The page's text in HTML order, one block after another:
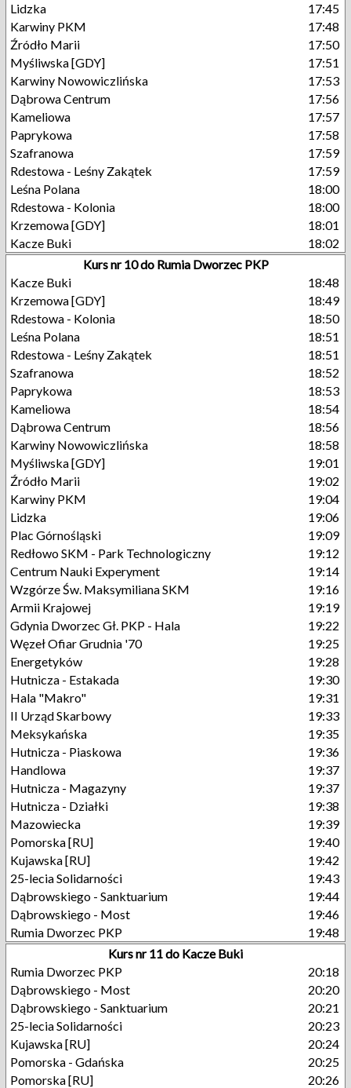
Lidzka
17:45
Karwiny PKM
17:48
Źródło Marii
17:50
Myśliwska [GDY]
17:51
Karwiny Nowowiczlińska
17:53
Dąbrowa Centrum
17:56
Kameliowa
17:57
Paprykowa
17:58
Szafranowa
17:59
Rdestowa - Leśny Zakątek
17:59
Leśna Polana
18:00
Rdestowa - Kolonia
18:00
Krzemowa [GDY]
18:01
Kacze Buki
18:02
Kurs nr 10 do Rumia Dworzec PKP
Kacze Buki
18:48
Krzemowa [GDY]
18:49
Rdestowa - Kolonia
18:50
Leśna Polana
18:51
Rdestowa - Leśny Zakątek
18:51
Szafranowa
18:52
Paprykowa
18:53
Kameliowa
18:54
Dąbrowa Centrum
18:56
Karwiny Nowowiczlińska
18:58
Myśliwska [GDY]
19:01
Źródło Marii
19:02
Karwiny PKM
19:04
Lidzka
19:06
Plac Górnośląski
19:09
Redłowo SKM - Park Technologiczny
19:12
Centrum Nauki Experyment
19:14
Wzgórze Św. Maksymiliana SKM
19:16
Armii Krajowej
19:19
Gdynia Dworzec Gł. PKP - Hala
19:22
Węzeł Ofiar Grudnia '70
19:25
Energetyków
19:28
Hutnicza - Estakada
19:30
Hala "Makro"
19:31
II Urząd Skarbowy
19:33
Meksykańska
19:35
Hutnicza - Piaskowa
19:36
Handlowa
19:37
Hutnicza - Magazyny
19:37
Hutnicza - Działki
19:38
Mazowiecka
19:39
Pomorska [RU]
19:40
Kujawska [RU]
19:42
25-lecia Solidarności
19:43
Dąbrowskiego - Sanktuarium
19:44
Dąbrowskiego - Most
19:46
Rumia Dworzec PKP
19:48
Kurs nr 11 do Kacze Buki
Rumia Dworzec PKP
20:18
Dąbrowskiego - Most
20:20
Dąbrowskiego - Sanktuarium
20:21
25-lecia Solidarności
20:23
Kujawska [RU]
20:24
Pomorska - Gdańska
20:25
Pomorska [RU]
20:26